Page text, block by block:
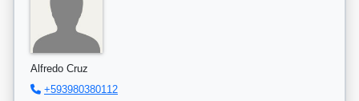
Alfredo Cruz
+593980380112